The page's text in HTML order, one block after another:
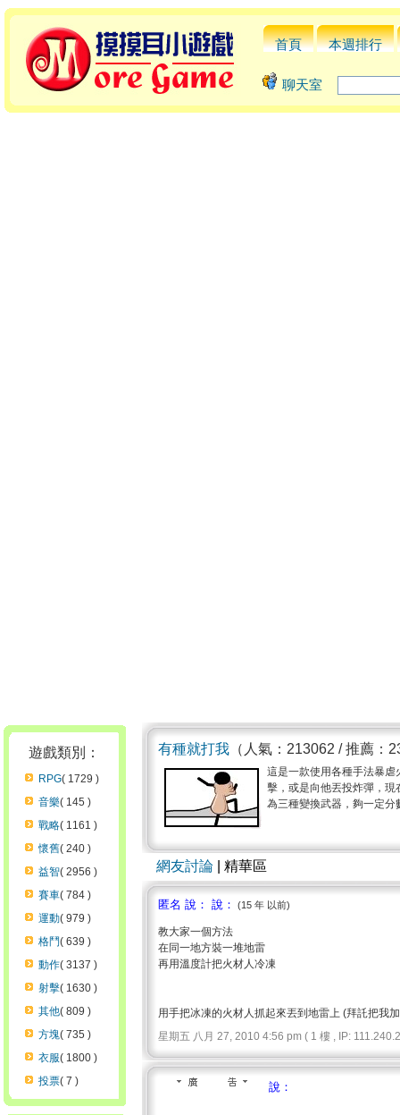
首頁 本週排行
聊天室
遊戲類別：
RPG( 1729 )
音樂( 145 )
戰略( 1161 )
懷舊( 240 )
益智( 2956 )
賽車( 784 )
運動( 979 )
格鬥( 639 )
動作( 3137 )
射擊( 1630 )
其他( 809 )
方塊( 735 )
衣服( 1800 )
投票( 7 )
有種就打我 （人氣：213062 / 推薦：
這是一款使用各種手法暴
擊，或是向他丟投炸彈，
為三種變換武器，夠一定分
網友討論 | 精華區
匿名 說： 說： (15 年 以前)
教大家一個方法
在同一地方裝一堆地雷
再用溫度計把火材人冷凍
用手把冰凍的火材人抓起來丟到地雷上 (拜託把我
星期五 八月 27, 2010 4:56 pm ( 1 樓 , IP:
說：